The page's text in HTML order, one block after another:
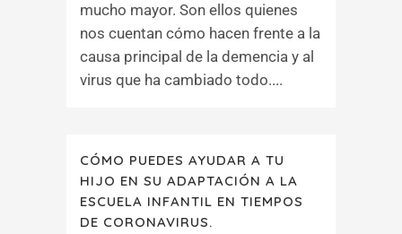
mucho mayor. Son ellos quienes
nos cuentan cómo hacen frente a la
causa principal de la demencia y al
virus que ha cambiado todo....
CÓMO PUEDES AYUDAR A TU
HIJO EN SU ADAPTACIÓN A LA
ESCUELA INFANTIL EN TIEMPOS
DE CORONAVIRUS.